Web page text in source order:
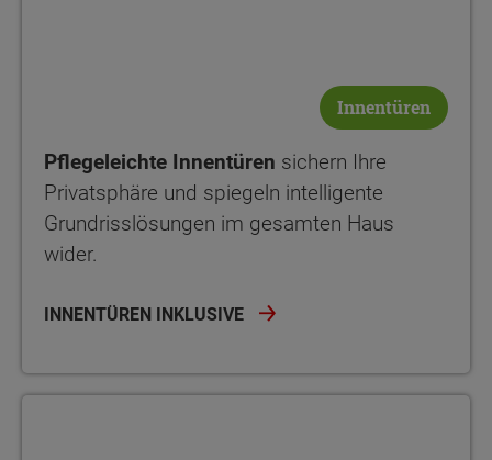
Innentüren
Pflegeleichte Innentüren sichern Ihre
Privatsphäre und spiegeln intelligente
Grundrisslösungen im gesamten Haus
wider.
INNENTÜREN INKLUSIVE